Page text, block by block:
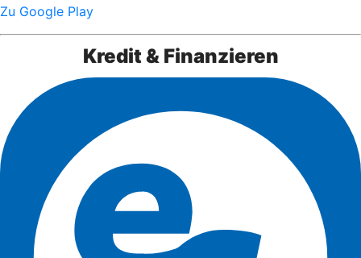
Zu Google Play
Kredit & Finanzieren